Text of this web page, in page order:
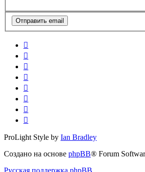
ProLight Style by Ian Bradley
Создано на основе phpBB® Forum
Русская поддержка phpBB